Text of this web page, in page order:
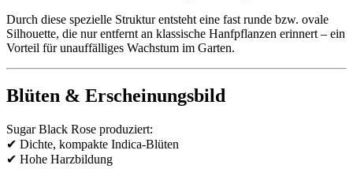
Durch diese spezielle Struktur entsteht eine fast runde bzw. ovale
Silhouette, die nur entfernt an klassische Hanfpflanzen erinnert – ein
Vorteil für unauffälliges Wachstum im Garten.
Blüten & Erscheinungsbild
Sugar Black Rose produziert:
✔ Dichte, kompakte Indica-Blüten
✔ Hohe Harzbildung